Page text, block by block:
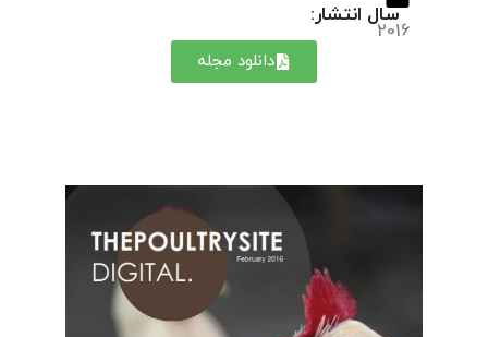
سال انتشار:
2016
دانلود مجله